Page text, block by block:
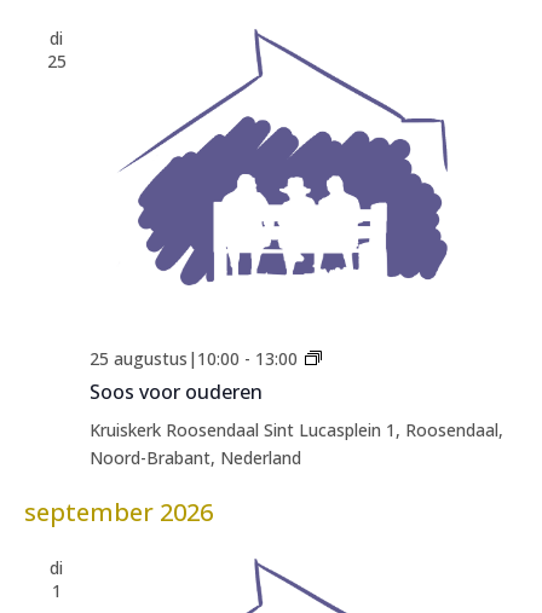
di
25
Soos voor ouderen
25 augustus|10:00 - 13:00
Soos
Kruiskerk Roosendaal Sint Lucasplein 1, Roosendaal,
Noord-Brabant, Nederland
september 2026
di
1